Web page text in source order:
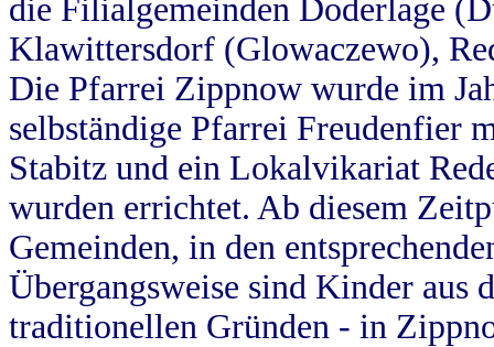
die Filialgemeinden Doderlage
Klawittersdorf (Glowaczewo),
Die Pfarrei Zippnow wurde im
selbständige Pfarrei Freudenfier
Stabitz und ein Lokalvikariat
wurden errichtet. Ab diesem
Gemeinden, in den
Übergangsweise sind Kinder aus
traditionellen Gründen - in